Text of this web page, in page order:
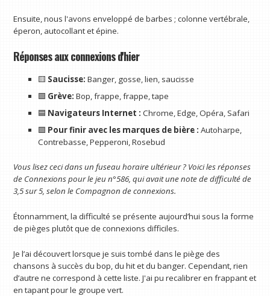
Ensuite, nous l'avons enveloppé de barbes ; colonne vertébrale,
éperon, autocollant et épine.
Réponses aux connexions d'hier
🟨 Saucisse: Banger, gosse, lien, saucisse
🟩 Grève: Bop, frappe, frappe, tape
🟦 Navigateurs Internet : Chrome, Edge, Opéra, Safari
🟪 Pour finir avec les marques de bière : Autoharpe,
Contrebasse, Pepperoni, Rosebud
Vous lisez ceci dans un fuseau horaire ultérieur ? Voici les réponses
de Connexions pour le jeu n°586, qui avait une note de difficulté de
3,5 sur 5, selon le Compagnon de connexions.
Étonnamment, la difficulté se présente aujourd’hui sous la forme
de pièges plutôt que de connexions difficiles.
Je l’ai découvert lorsque je suis tombé dans le piège des
chansons à succès du bop, du hit et du banger. Cependant, rien
d’autre ne correspond à cette liste. J'ai pu recalibrer en frappant et
en tapant pour le groupe vert.